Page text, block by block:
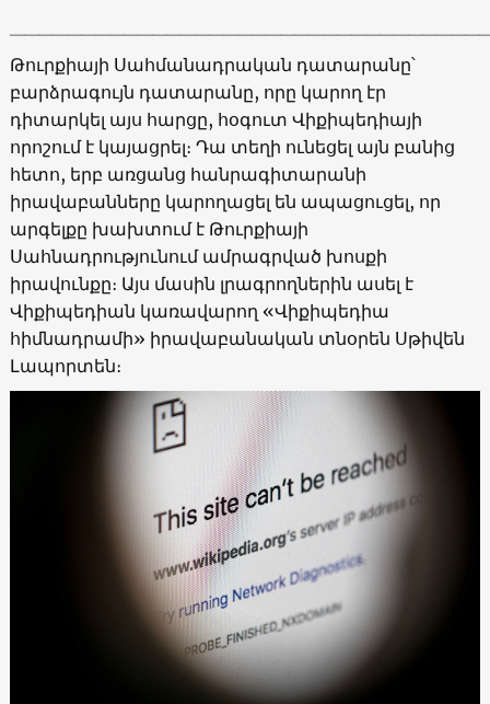
Թուրքիայի Սահմանադրական դատարանը՝
բարձրագույն դատարանը, որը կարող էր
դիտարկել այս հարցը, հօգուտ Վիքիպեդիայի
որոշում է կայացրել։ Դա տեղի ունեցել այն բանից
հետո, երբ առցանց հանրագիտարանի
իրավաբանները կարողացել են ապացուցել, որ
արգելքը խախտում է Թուրքիայի
Սահնադրությունում ամրագրված խոսքի
իրավունքը։ Այս մասին լրագրողներին ասել է
Վիքիպեդիան կառավարող «Վիքիպեդիա
հիմնադրամի» իրավաբանական տնօրեն Սթիվեն
Լապորտեն։